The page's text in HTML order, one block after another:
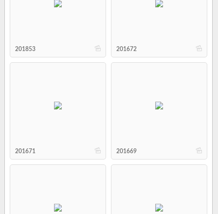
b
201853 b
201672
b
201671 b
201669